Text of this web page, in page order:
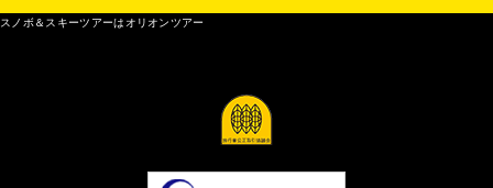
スノボ＆スキーツアーはオリオンツアー